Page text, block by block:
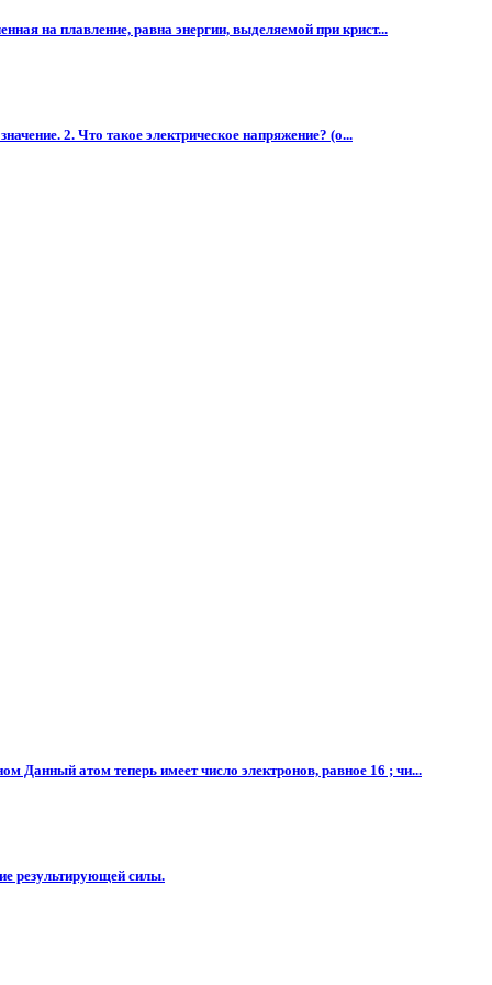
на плавление, равна энергии, выделяемой при крист...
2. Что такое электрическое напряжение? (о...
Данный атом теперь имеет число электронов, равное 16 ; чи...
результирующей силы.